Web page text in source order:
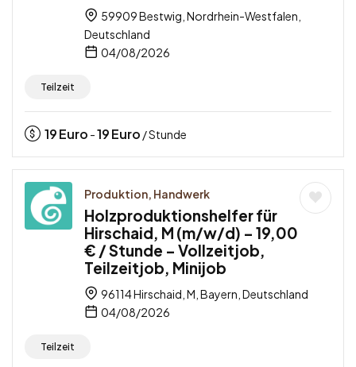
59909 Bestwig, Nordrhein-Westfalen,
Deutschland
04/08/2026
Teilzeit
19Euro -19Euro / Stunde
Produktion, Handwerk
Holzproduktionshelfer für
Hirschaid, M (m/w/d) – 19,00
€ / Stunde – Vollzeitjob,
Teilzeitjob, Minijob
96114 Hirschaid, M, Bayern, Deutschland
04/08/2026
Teilzeit